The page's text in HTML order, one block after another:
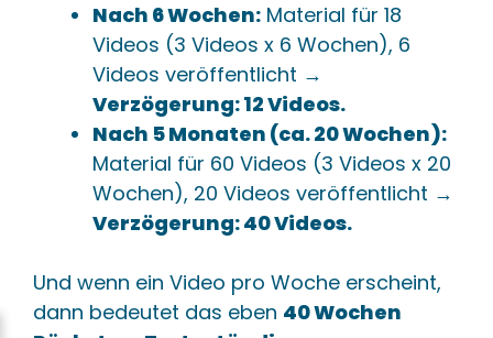
Nach 6 Wochen: Material für 18
Videos (3 Videos x 6 Wochen), 6
Videos veröffentlicht →
Verzögerung: 12 Videos.
Nach 5 Monaten (ca. 20 Wochen):
Material für 60 Videos (3 Videos x 20
Wochen), 20 Videos veröffentlicht →
Verzögerung: 40 Videos.
Und wenn ein Video pro Woche erscheint,
dann bedeutet das eben 40 Wochen